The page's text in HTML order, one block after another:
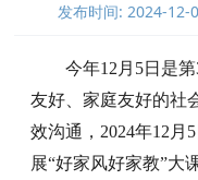
发布时间: 2024-12-
今年12月5日是
友好、家庭友好的社
效沟通，2024年12月
展“好家风好家教”大